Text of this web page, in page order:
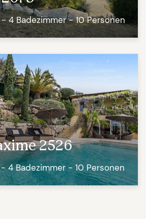
4 Badezimmer - 10 Personen
2526
4 Badezimmer - 10 Personen